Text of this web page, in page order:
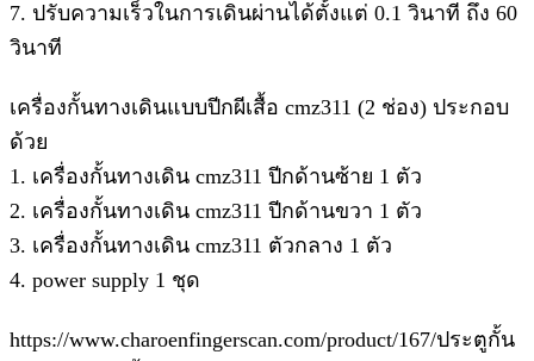
7. ปรับความเร็วในการเดินผ่านได้ตั้งแต่ 0.1 วินาที ถึง 60
วินาที
เครื่องกั้นทางเดินแบบปีกผีเสื้อ cmz311 (2 ช่อง) ประกอบ
ด้วย
1. เครื่องกั้นทางเดิน cmz311 ปีกด้านซ้าย 1 ตัว
2. เครื่องกั้นทางเดิน cmz311 ปีกด้านขวา 1 ตัว
3. เครื่องกั้นทางเดิน cmz311 ตัวกลาง 1 ตัว
4. power supply 1 ชุด
https://www.charoenfingerscan.com/product/167/ประตูกั้น